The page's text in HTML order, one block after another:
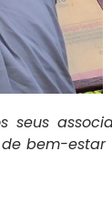
seus
bem-estar